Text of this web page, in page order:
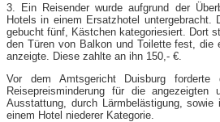
3. Ein Reisender wurde aufgrund der
Hotels in einem Ersatzhotel
gebucht fünf, Kästchen kategoriesiert. Dort
den Türen von Balkon und Toilette fest, die
anzeigte. Diese zahlte an ihn 150,- €.
Vor dem Amtsgericht Duisburg forderte
Reisepreisminderung für die
Ausstattung, durch Lärmbelästigung,
einem Hotel niederer Kategorie.